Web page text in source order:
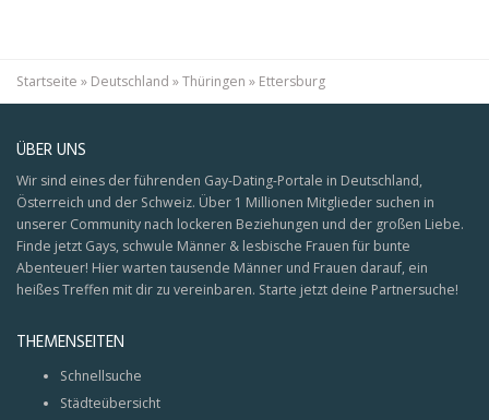
Startseite » Deutschland »Thüringen » Ettersburg
ÜBER UNS
Wir sind eines der führenden Gay-Dating-Portale in Deutschland,
Österreich und der Schweiz. Über 1 Millionen Mitglieder suchen in
unserer Community nach lockeren Beziehungen und der großen Liebe.
Finde jetzt Gays, schwule Männer & lesbische Frauen für bunte
Abenteuer! Hier warten tausende Männer und Frauen darauf, ein
heißes Treffen mit dir zu vereinbaren. Starte jetzt deine Partnersuche!
THEMENSEITEN
Schnellsuche
Städteübersicht